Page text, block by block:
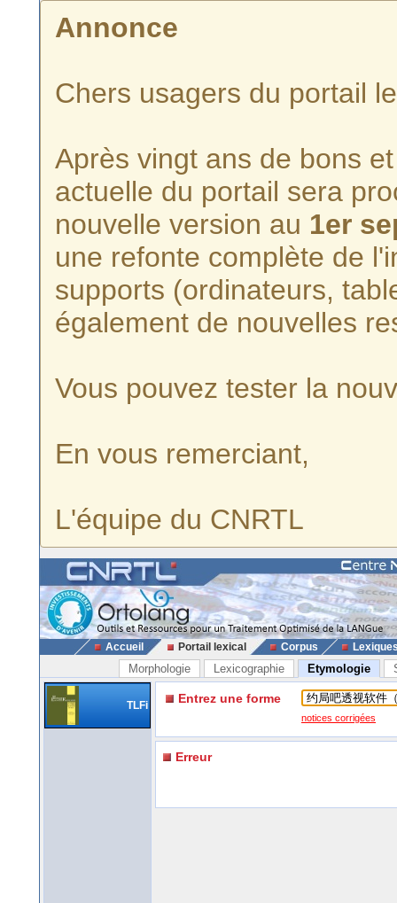
Annonce
Chers usagers du portail
Après vingt ans de bons
actuelle du portail sera
nouvelle version au 1er
une refonte complète de
supports (ordinateurs,
également de nouvelles
Vous pouvez tester la
En vous remerciant,
L'équipe du CNRTL
Accueil Portail lexical Corpus
Morphologie Lexicographie Etymologie
TLFi Entrez une forme
notices corrigées
Erreur